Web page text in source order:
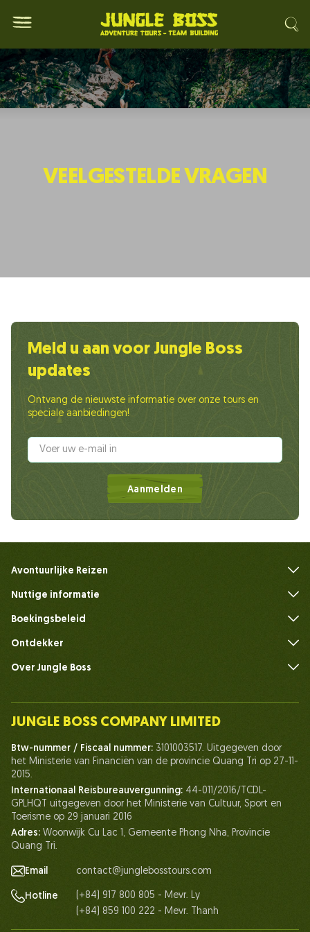
VEELGESTELDE VRAGEN
Meld u aan voor Jungle Boss
updates
Ontvang de nieuwste informatie over onze tours en
speciale aanbiedingen!
Aanmelden
Avontuurlijke Reizen
Nuttige informatie
Boekingsbeleid
Ontdekker
Over Jungle Boss
Ons team
Leven bij Jungle Boss
Onze certificaten
Partnerschap
Neem contact met ons op
JUNGLE BOSS COMPANY LIMITED
Btw-nummer / Fiscaal nummer: 3101003517. Uitgegeven door
het Ministerie van Financiën van de provincie Quang Tri op 27-11-
2015.
Internationaal Reisbureauvergunning: 44-011/2016/TCDL-
GPLHQT uitgegeven door het Ministerie van Cultuur, Sport en
Toerisme op 29 januari 2016
Adres: Woonwijk Cu Lac 1, Gemeente Phong Nha, Provincie
Quang Tri.
Email contact@junglebosstours.com
Hotline
(+84) 917 800 805 - Mevr. Ly
(+84) 859 100 222 - Mevr. Thanh